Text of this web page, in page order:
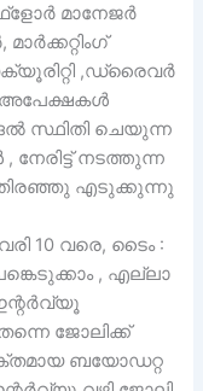
മാനേജർ
,ഡ്രൈവർ
അപേക്ഷകൾ
സ്ഥിതി ചെയുന്ന
നടത്തുന്ന
തിരഞ്ഞു എടുക്കുന്നു
10 വരെ, ടൈം :
, എല്ലാ
ജോലിക്ക്
ബയോഡറ്റ